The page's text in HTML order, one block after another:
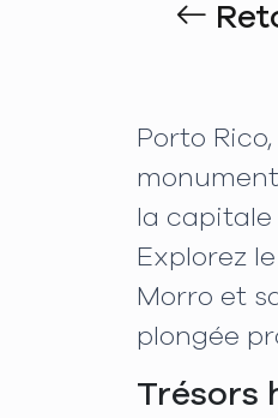
Porto
la
Explorez
Morro et
plongée
Trésors